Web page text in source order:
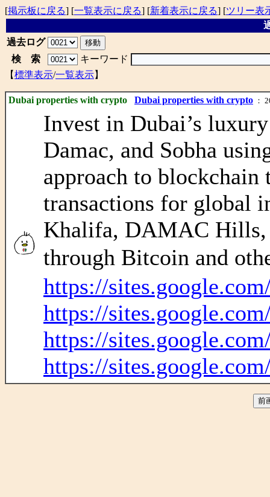
[掲示板に戻る] [一覧表示に戻る] [新着表示に戻る] [ツリー表
過去ログ
検 索
キーワード
【標準表示/一覧表示】
Dubai properties with crypto Dubai properties with crypto ：
Invest in Dubai’s
Damac, and Sobha
approach to blockchain
transactions for global
Khalifa, DAMAC Hills,
through Bitcoin and
https://
https://
https://
https://